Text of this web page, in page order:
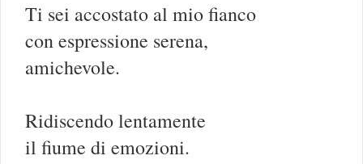
Ti sei accostato al mio fianco
con espressione serena,
amichevole.
Ridiscendo lentamente
il fiume di emozioni.